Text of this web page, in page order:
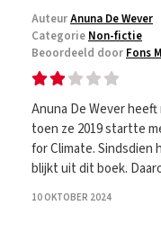
AuteurAnuna De Wever
Categorie Non-fictie
Beoordeeld door Fons
Anuna De Wever
toen ze 2019 startte
for Climate. Sindsdien
blijkt uit dit boek.
10 OKTOBER 2024